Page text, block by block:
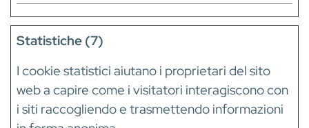
Statistiche (7)
I cookie statistici aiutano i proprietari del sito
web a capire come i visitatori interagiscono con
i siti raccogliendo e trasmettendo informazioni